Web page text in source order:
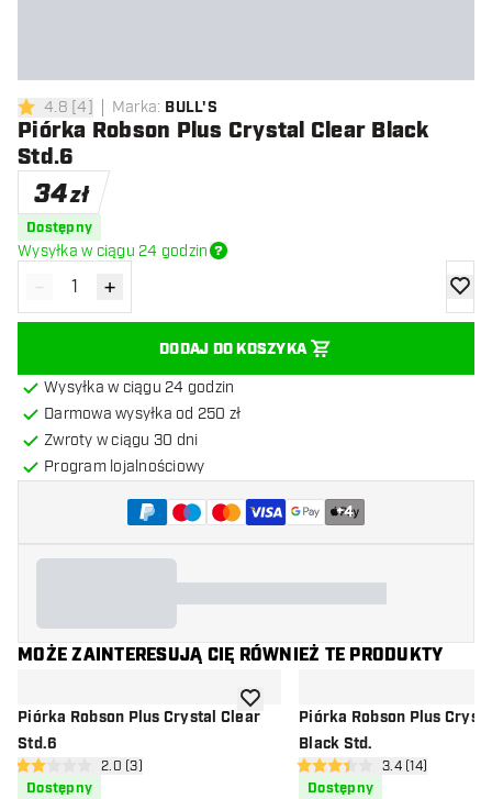
4.8 gwiazdki oceny
4.8 [4] Marka: BULL'S
Piórka Robson Plus Crystal Clear Black
Std.6
34zł
Dostępny
Wysyłka w ciągu 24 godzin
Zmniejsz ilość
- Zwiększ ilość
+
DODAJ DO KOSZYKA
Wysyłka w ciągu 24 godzin
Darmowa wysyłka od 250 zł
Zwroty w ciągu 30 dni
Program lojalnościowy
+4
MOŻE ZAINTERESUJĄ CIĘ RÓWNIEŻ TE PRODUKTY
Piórka Robson Plus Crystal Clear
Std.6
otwórz panel recenzji
2 gwiazdki oceny2.0 (3)
Dostępny
dodaj do listy życzeń
Piórka Robson Plus
Black Std.
otwórz panel
3.4 gwiazdki oceny
3.4 (14)
Dostępny